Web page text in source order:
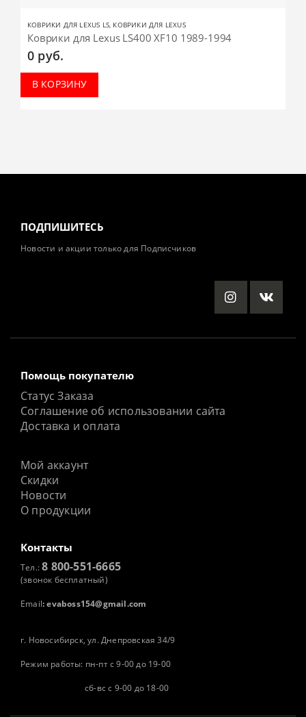
КОВРИКИ ДЛЯ LEXUS LS, КОВРИКИ ДЛЯ LEXUS
Коврики для Lexus LS400 XF10 1989-1994
0 руб.
В КОРЗИНУ
ПОДПИШИТЕСЬ
Новости и акции только для Подписчиков
Помощь покупателю
Статус Заказа
Соглашение об использовании сайта
Доставка и оплата
Мой аккаунт
Скидки
Новости
О продукции
Контакты
Тел.:8 800-551-6665
(звонок бесплатный)
Email: evaboss154@gmail.com
г. Новосибирск, ул. Днепровская 34/9
Режим работы: пн-пт с 9-00 до 19-00
сб-вс с 9-00 до 18-00